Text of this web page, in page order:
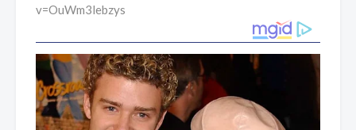
v=OuWm3lebzys